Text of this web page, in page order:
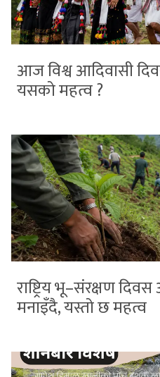
आज विश्व आदिवासी
यसको महत्व ?
राष्ट्रिय भू–संरक्षण
मनाइँदै, यस्तो छ महत्व